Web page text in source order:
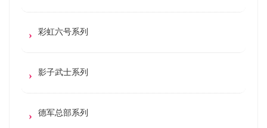
彩虹六号系列
影子武士系列
德军总部系列